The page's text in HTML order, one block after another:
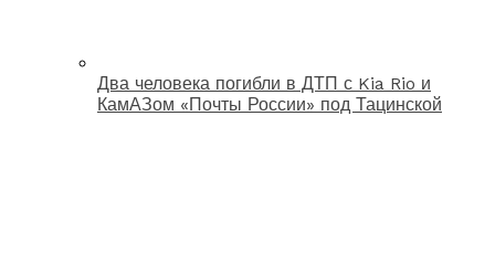
Два человека погибли в ДТП с Kia Rio и
КамАЗом «Почты России» под Тацинской